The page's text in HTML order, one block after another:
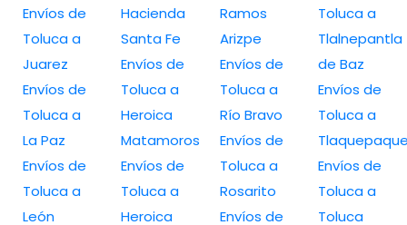
Envíos de
Toluca a
Juarez
Envíos de
Toluca a
La Paz
Envíos de
Toluca a
León
Hacienda
Santa Fe
Envíos de
Toluca a
Heroica
Matamoros
Envíos de
Toluca a
Heroica
Ramos
Arizpe
Envíos de
Toluca a
Río Bravo
Envíos de
Toluca a
Rosarito
Envíos de
Toluca a
Tlalnepantla
de Baz
Envíos de
Toluca a
Envíos de
Toluca a
Toluca